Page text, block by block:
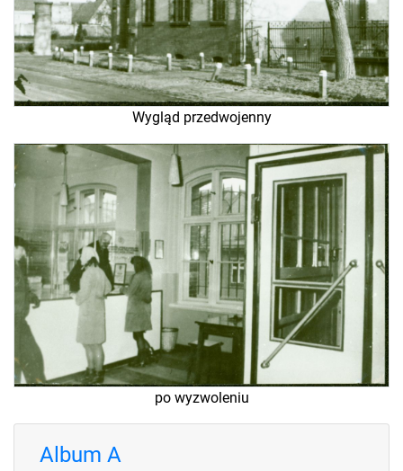
Wygląd przedwojenny
po wyzwoleniu
Album A